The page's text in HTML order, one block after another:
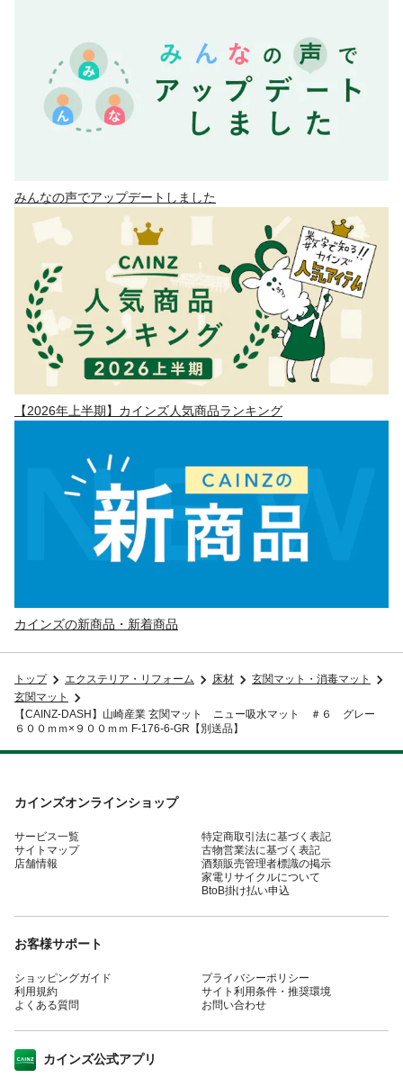
みんなの声でアップデートしました
【2026年上半期】カインズ人気商品ランキング
カインズの新商品・新着商品
トップ エクステリア・リフォーム 床材
玄関マット・消毒マット
玄関マット
【CAINZ-DASH】山崎産業 玄関マット ニュー吸水マット ＃６ グレー
６００ｍｍ×９００ｍｍ F-176-6-GR【別送品】
カインズオンラインショップ
サービス一覧
サイトマップ
店舗情報
特定商取引法に基づく表記
古物営業法に基づく表記
酒類販売管理者標識の掲示
家電リサイクルについて
BtoB掛け払い申込
お客様サポート
ショッピングガイド
利用規約
よくある質問
プライバシーポリシー
サイト利用条件・推奨環境
お問い合わせ
カインズ公式アプリ